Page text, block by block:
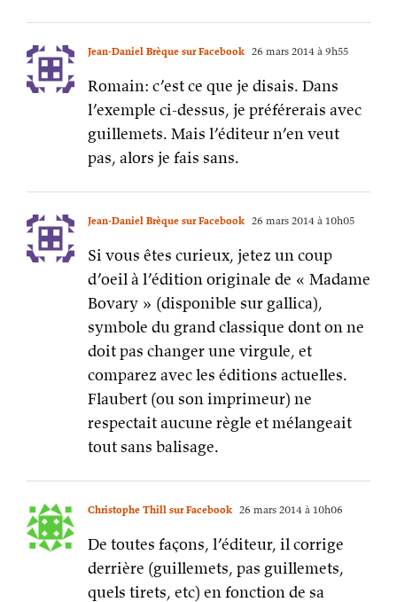
Jean-Daniel Brèque sur Facebook 26 mars 2014 à 9h55
Romain: c’est ce que je disais. Dans
l’exemple ci-dessus, je préférerais avec
guillemets. Mais l’éditeur n’en veut
pas, alors je fais sans.
Jean-Daniel Brèque sur Facebook 26 mars 2014 à 10h05
Si vous êtes curieux, jetez un coup
d’oeil à l’édition originale de « Madame
Bovary » (disponible sur gallica),
symbole du grand classique dont on ne
doit pas changer une virgule, et
comparez avec les éditions actuelles.
Flaubert (ou son imprimeur) ne
respectait aucune règle et mélangeait
tout sans balisage.
Christophe Thill sur Facebook 26 mars 2014 à 10h06
De toutes façons, l’éditeur, il corrige
derrière (guillemets, pas guillemets,
quels tirets, etc) en fonction de sa